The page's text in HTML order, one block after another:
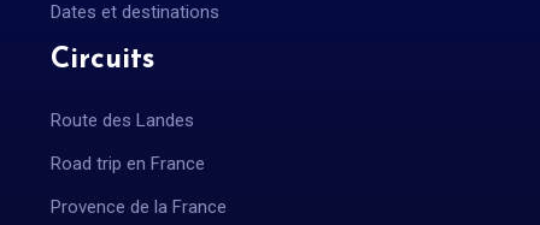
Dates et destinations
Circuits
Route des Landes
Road trip en France
Provence de la France